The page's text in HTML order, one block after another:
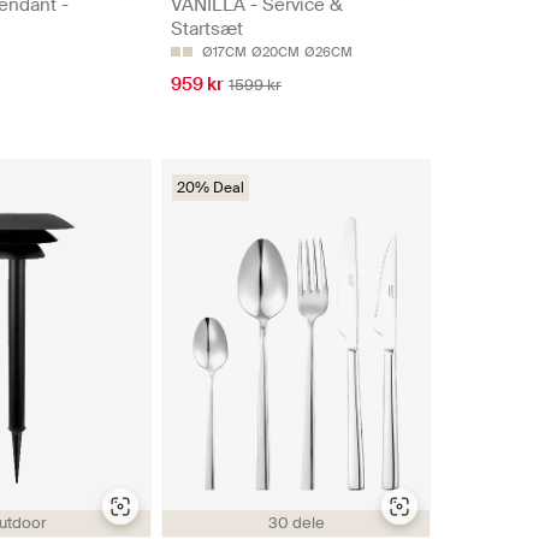
-
VANILLA - Service &
Startsæt
Ø17CM Ø20CM Ø26CM
959 kr 1599 kr
30 dele
20% Deal